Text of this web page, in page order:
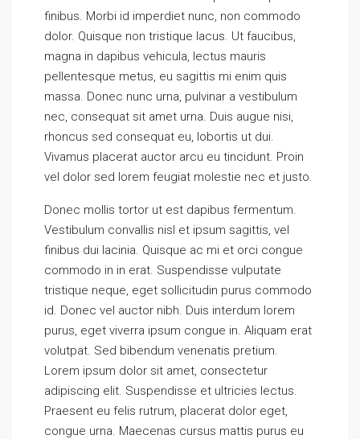
finibus. Morbi id imperdiet nunc, non commodo
dolor. Quisque non tristique lacus. Ut faucibus,
magna in dapibus vehicula, lectus mauris
pellentesque metus, eu sagittis mi enim quis
massa. Donec nunc urna, pulvinar a vestibulum
nec, consequat sit amet urna. Duis augue nisi,
rhoncus sed consequat eu, lobortis ut dui.
Vivamus placerat auctor arcu eu tincidunt. Proin
vel dolor sed lorem feugiat molestie nec et justo.
Donec mollis tortor ut est dapibus fermentum.
Vestibulum convallis nisl et ipsum sagittis, vel
finibus dui lacinia. Quisque ac mi et orci congue
commodo in in erat. Suspendisse vulputate
tristique neque, eget sollicitudin purus commodo
id. Donec vel auctor nibh. Duis interdum lorem
purus, eget viverra ipsum congue in. Aliquam erat
volutpat. Sed bibendum venenatis pretium.
Lorem ipsum dolor sit amet, consectetur
adipiscing elit. Suspendisse et ultricies lectus.
Praesent eu felis rutrum, placerat dolor eget,
congue urna. Maecenas cursus mattis purus eu